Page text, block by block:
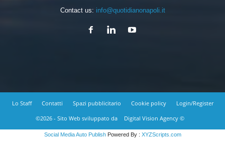
Contact us: info@quotidianonapoli.it
Lo Staff Contatti Spazi pubblicitario Cookie policy
Login/Register
©2026 - Sito Web sviluppato da
Digital Vision Agency ©
Social Media Auto PublishPowered By : XYZScripts.com